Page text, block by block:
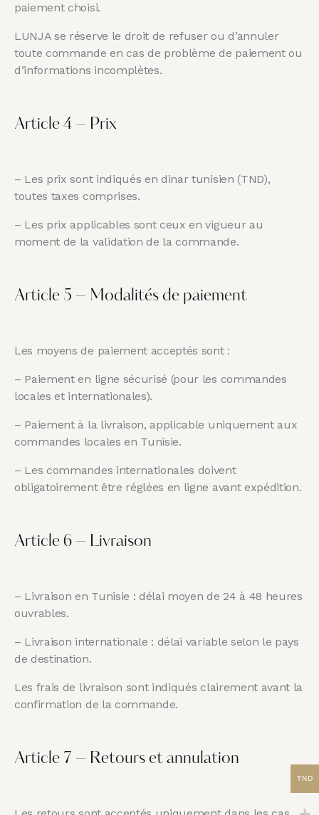
paiement choisi.
LUNJA se réserve le droit de refuser ou d’annuler
toute commande en cas de problème de paiement ou
d’informations incomplètes.
Article 4 – Prix
– Les prix sont indiqués en dinar tunisien (TND),
toutes taxes comprises.
– Les prix applicables sont ceux en vigueur au
moment de la validation de la commande.
Article 5 – Modalités de paiement
Les moyens de paiement acceptés sont :
– Paiement en ligne sécurisé (pour les commandes
locales et internationales).
– Paiement à la livraison, applicable uniquement aux
commandes locales en Tunisie.
– Les commandes internationales doivent
obligatoirement être réglées en ligne avant expédition.
Article 6 – Livraison
– Livraison en Tunisie : délai moyen de 24 à 48 heures
ouvrables.
– Livraison internationale : délai variable selon le pays
de destination.
Les frais de livraison sont indiqués clairement avant la
confirmation de la commande.
Article 7 – Retours et annulation
TND